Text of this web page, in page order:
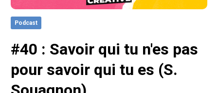
Podcast
#40 : Savoir qui tu n'es pas
pour savoir qui tu es (S.